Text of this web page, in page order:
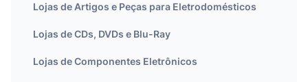
Lojas de Artigos e Peças para Eletrodomésticos
Lojas de CDs, DVDs e Blu-Ray
Lojas de Componentes Eletrônicos